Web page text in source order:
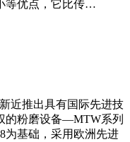
等优点，它比传…
近推出具有国际先进技
的粉磨设备—MTW系列
为基础，采用欧洲先进